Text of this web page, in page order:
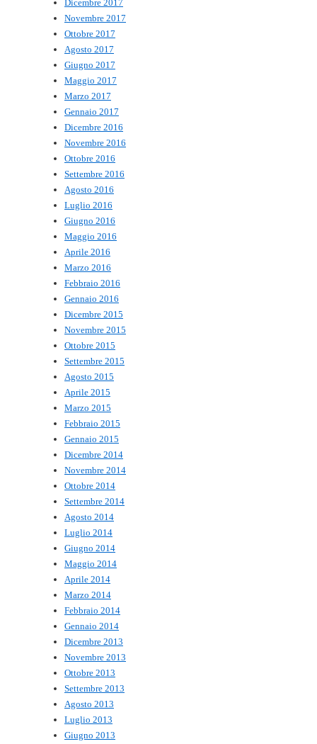
Dicembre 2017
Novembre 2017
Ottobre 2017
Agosto 2017
Giugno 2017
Maggio 2017
Marzo 2017
Gennaio 2017
Dicembre 2016
Novembre 2016
Ottobre 2016
Settembre 2016
Agosto 2016
Luglio 2016
Giugno 2016
Maggio 2016
Aprile 2016
Marzo 2016
Febbraio 2016
Gennaio 2016
Dicembre 2015
Novembre 2015
Ottobre 2015
Settembre 2015
Agosto 2015
Aprile 2015
Marzo 2015
Febbraio 2015
Gennaio 2015
Dicembre 2014
Novembre 2014
Ottobre 2014
Settembre 2014
Agosto 2014
Luglio 2014
Giugno 2014
Maggio 2014
Aprile 2014
Marzo 2014
Febbraio 2014
Gennaio 2014
Dicembre 2013
Novembre 2013
Ottobre 2013
Settembre 2013
Agosto 2013
Luglio 2013
Giugno 2013